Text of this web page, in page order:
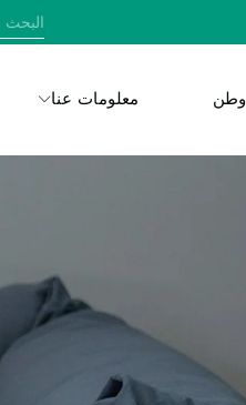
وطن معلومات عنا